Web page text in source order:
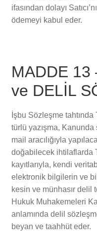
ifasından dolayı
ödemeyi kabul eder.
MADDE 13
ve DELİL
İşbu Sözleşme tahtında
türlü yazışma, Kanunda
mail aracılığıyla
doğabilecek ihtilaflarda
kayıtlarıyla, kendi
elektronik bilgilerin ve
kesin ve münhasır delil
Hukuk Muhakemeleri
anlamında delil
beyan ve taahhüt eder.